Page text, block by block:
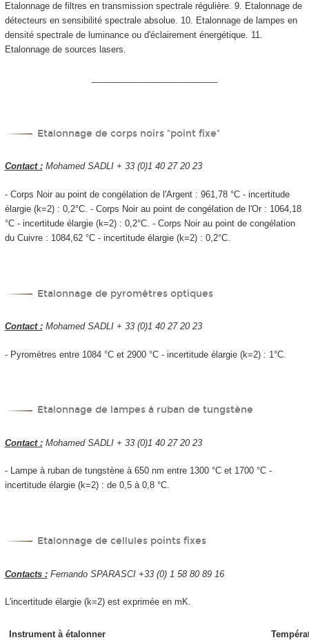
Etalonnage de filtres en transmission spectrale régulière. 9. Etalonnage de
détecteurs en sensibilité spectrale absolue. 10. Etalonnage de lampes en
densité spectrale de luminance ou d'éclairement énergétique. 11.
Etalonnage de sources lasers.
Etalonnage de corps noirs "point fixe"
Contact :Mohamed SADLI + 33 (0)1 40 27 20 23
- Corps Noir au point de congélation de l'Argent : 961,78 °C - incertitude
élargie (k=2) : 0,2°C. - Corps Noir au point de congélation de l'Or : 1064,18
°C - incertitude élargie (k=2) : 0,2°C. - Corps Noir au point de congélation
du Cuivre : 1084,62 °C - incertitude élargie (k=2) : 0,2°C.
Etalonnage de pyromètres optiques
Contact :Mohamed SADLI + 33 (0)1 40 27 20 23
- Pyromètres entre 1084 °C et 2900 °C - incertitude élargie (k=2) : 1°C.
Etalonnage de lampes à ruban de tungstène
Contact :Mohamed SADLI + 33 (0)1 40 27 20 23
- Lampe à ruban de tungstène à 650 nm entre 1300 °C et 1700 °C -
incertitude élargie (k=2) : de 0,5 à 0,8 °C.
Etalonnage de cellules points fixes
Contacts :Fernando SPARASCI +33 (0) 1 58 80 89 16
L'incertitude élargie (k=2) est exprimée en mK.
Instrument à étalonner